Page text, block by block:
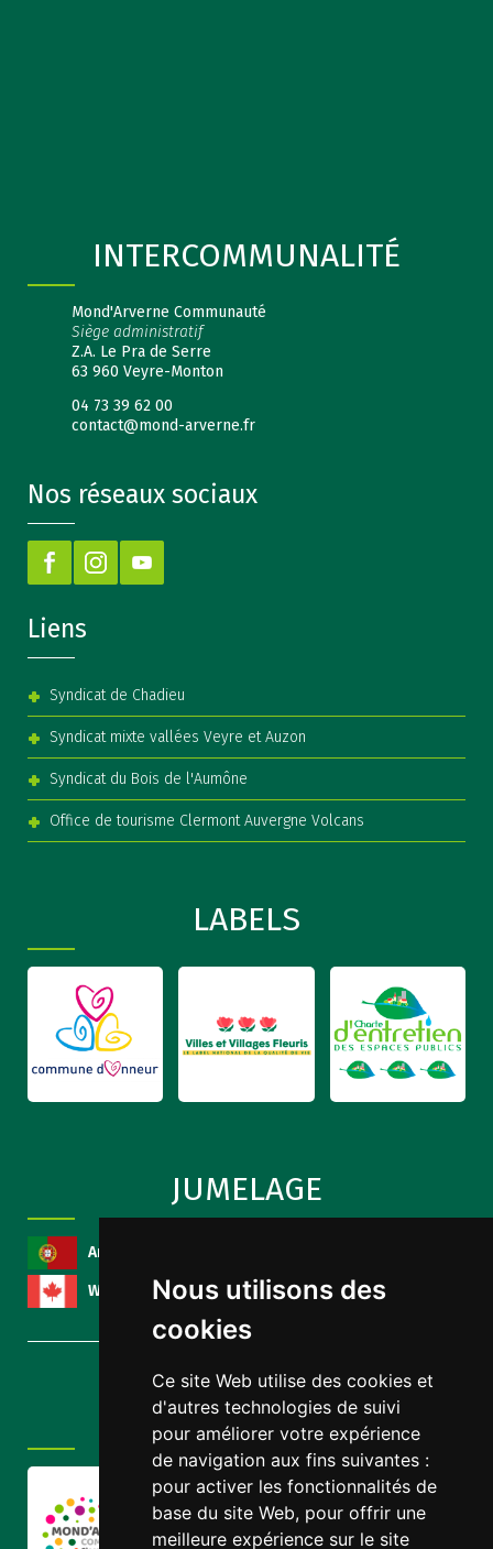
Nous utilisons des
cookies
Ce site Web utilise des cookies et
d'autres technologies de suivi
pour améliorer votre expérience
de navigation aux fins suivantes :
pour activer les fonctionnalités de
base du site Web, pour offrir une
meilleure expérience sur le site
INTERCOMMUNALITÉ
Mond'Arverne Communauté
Siège administratif
Z.A. Le Pra de Serre
63 960 Veyre-Monton
04 73 39 62 00
contact@mond-arverne.fr
Nos réseaux sociaux
Liens
Syndicat de Chadieu
Syndicat mixte vallées Veyre et Auzon
Syndicat du Bois de l'Aumône
Office de tourisme Clermont Auvergne Volcans
LABELS
JUMELAGE
Arcozelo
Wynyard , Canada
AUTRES LIENS